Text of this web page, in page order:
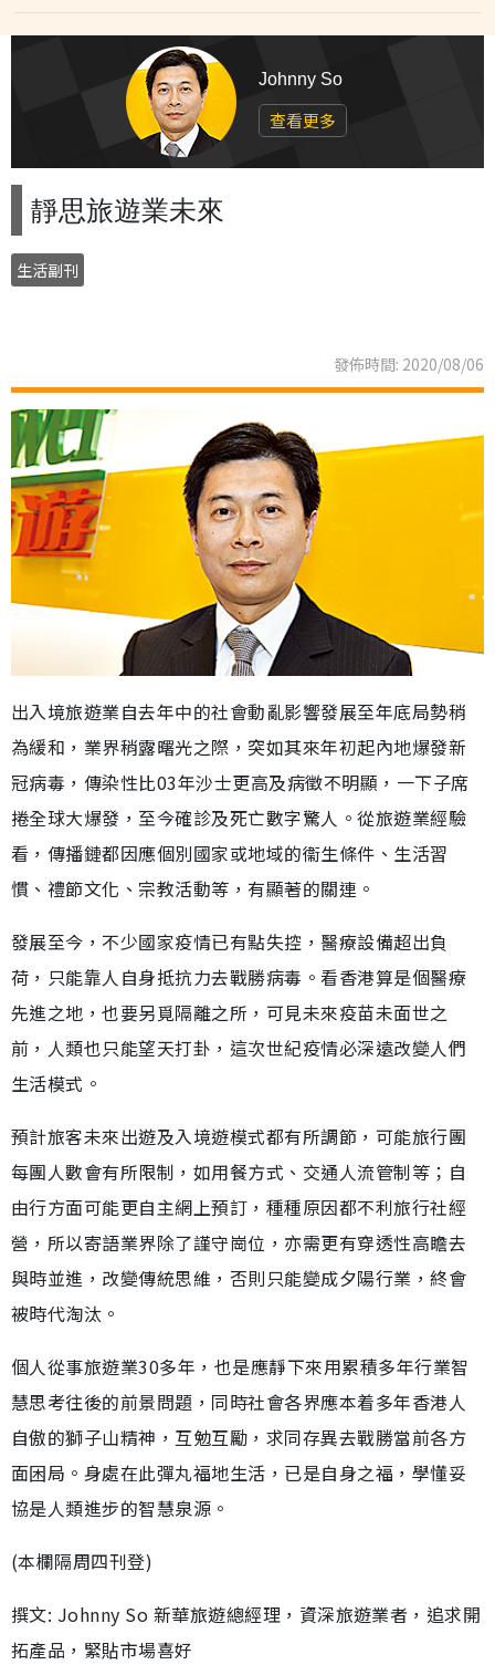
Johnny So
查看更多
靜思旅遊業未來
生活副刊
發佈時間: 2020/08/06
出入境旅遊業自去年中的社會動亂影響發展至年底局勢稍
為緩和，業界稍露曙光之際，突如其來年初起內地爆發新
冠病毒，傳染性比03年沙士更高及病徵不明顯，一下子席
捲全球大爆發，至今確診及死亡數字驚人。從旅遊業經驗
看，傳播鏈都因應個別國家或地域的衞生條件、生活習
慣、禮節文化、宗教活動等，有顯著的關連。
發展至今，不少國家疫情已有點失控，醫療設備超出負
荷，只能靠人自身抵抗力去戰勝病毒。看香港算是個醫療
先進之地，也要另覓隔離之所，可見未來疫苗未面世之
前，人類也只能望天打卦，這次世紀疫情必深遠改變人們
生活模式。
預計旅客未來出遊及入境遊模式都有所調節，可能旅行團
每團人數會有所限制，如用餐方式、交通人流管制等；自
由行方面可能更自主網上預訂，種種原因都不利旅行社經
營，所以寄語業界除了謹守崗位，亦需更有穿透性高瞻去
與時並進，改變傳統思維，否則只能變成夕陽行業，終會
被時代淘汰。
個人從事旅遊業30多年，也是應靜下來用累積多年行業智
慧思考往後的前景問題，同時社會各界應本着多年香港人
自傲的獅子山精神，互勉互勵，求同存異去戰勝當前各方
面困局。身處在此彈丸福地生活，已是自身之福，學懂妥
協是人類進步的智慧泉源。
(本欄隔周四刊登)
撰文: Johnny So 新華旅遊總經理，資深旅遊業者，追求開
拓產品，緊貼市場喜好